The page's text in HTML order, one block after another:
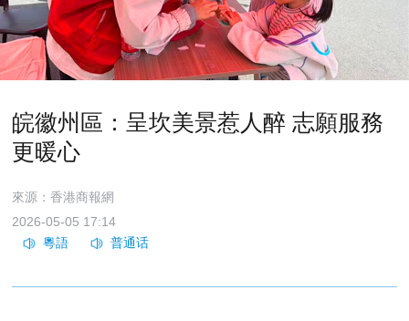
皖徽州區：呈坎美景惹人醉 志願服務
更暖心
來源：香港商報網
2026-05-05 17:14